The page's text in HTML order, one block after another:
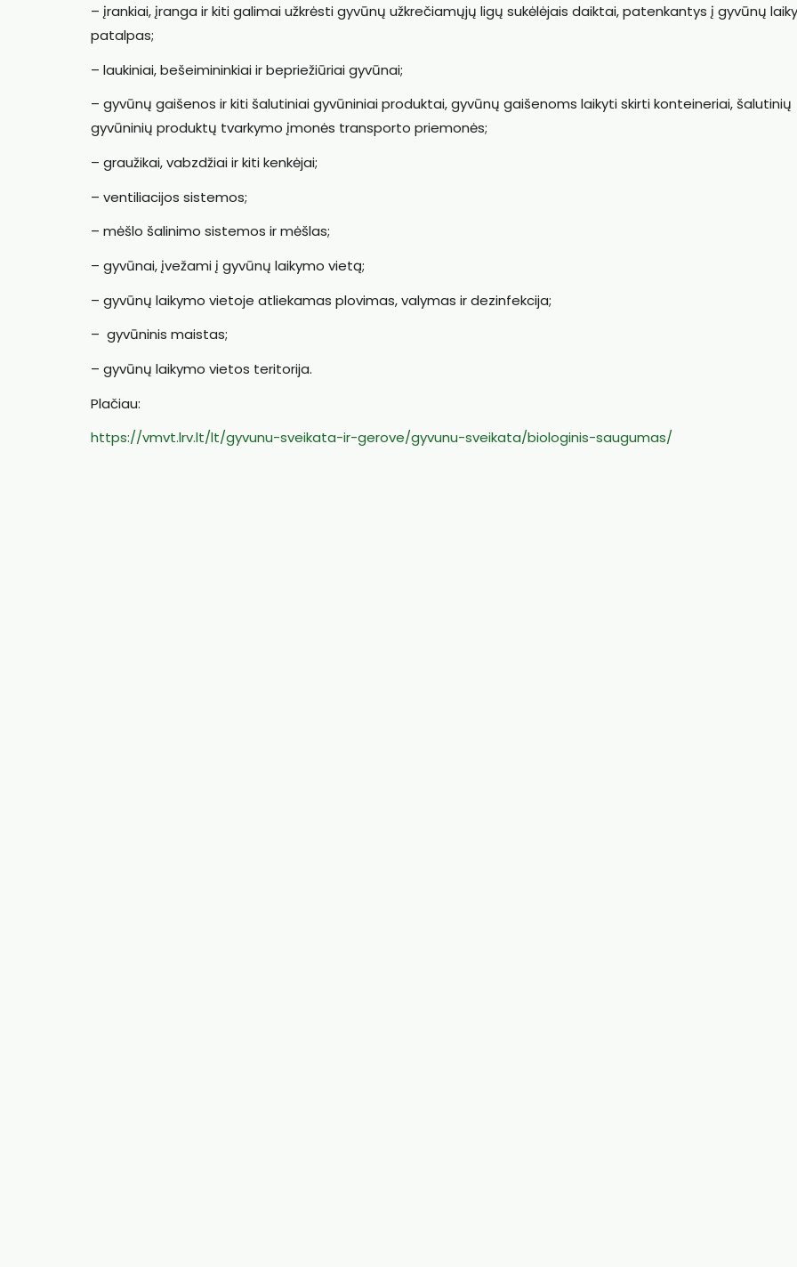
– įrankiai, įranga ir kiti galimai užkrėsti gyvūnų užkrečiamųjų ligų sukėlėjais daiktai, patenkantys į gyvūnų
patalpas;
– laukiniai, bešeimininkiai ir bepriežiūriai gyvūnai;
– gyvūnų gaišenos ir kiti šalutiniai gyvūniniai produktai, gyvūnų gaišenoms laikyti skirti konteineriai, šalutinių
gyvūninių produktų tvarkymo įmonės transporto priemonės;
– graužikai, vabzdžiai ir kiti kenkėjai;
– ventiliacijos sistemos;
– mėšlo šalinimo sistemos ir mėšlas;
– gyvūnai, įvežami į gyvūnų laikymo vietą;
– gyvūnų laikymo vietoje atliekamas plovimas, valymas ir dezinfekcija;
– gyvūninis maistas;
– gyvūnų laikymo vietos teritorija.
Plačiau:
https://vmvt.lrv.lt/lt/gyvunu-sveikata-ir-gerove/gyvunu-sveikata/biologinis-saugumas/